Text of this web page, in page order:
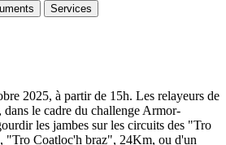
Services
2025, à partir de 15h. Les relayeurs de
le cadre du challenge Armor-
les jambes sur les circuits des "Tro
"Tro Coatloc'h braz", 24Km, ou d'un